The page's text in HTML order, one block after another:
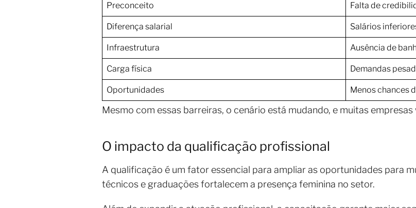
Preconceito Falta de
Diferença salarial Salários
Infraestrutura Ausência de
Carga física Demandas
Oportunidades Menos chances
Mesmo com essas barreiras, o cenário está mudando, e muitas
O impacto da qualificação profissional
A qualificação é um fator essencial para ampliar as oportunidades para
técnicos e graduações fortalecem a presença feminina no setor.